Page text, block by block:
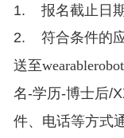
1. 报名截止日
2. 符合条件的
送至
名-学历-博士后/
件、电话等方式